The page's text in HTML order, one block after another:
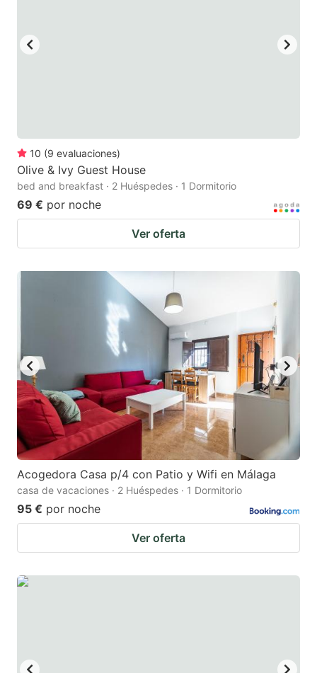
10 (9 evaluaciones)
Olive & Ivy Guest House
bed and breakfast · 2 Huéspedes · 1 Dormitorio
69 € por noche
Ver oferta
Acogedora Casa p/4 con Patio y Wifi en Málaga
casa de vacaciones · 2 Huéspedes · 1 Dormitorio
95 € por noche
Ver oferta